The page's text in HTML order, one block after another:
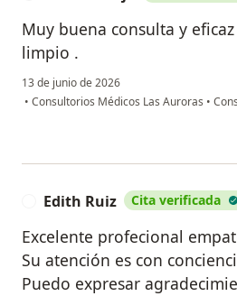
Muy buena consulta y
limpio .
13 de junio de 2026
• Consultorios Médicos Las Auroras •
Edith Ruiz Cita verificada
Excelente profecional
Su atención es con
Puedo expresar